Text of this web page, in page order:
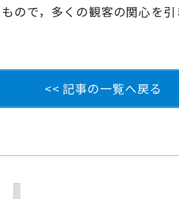
ので，多くの観客の関心を
<< 記事の一覧へ戻る